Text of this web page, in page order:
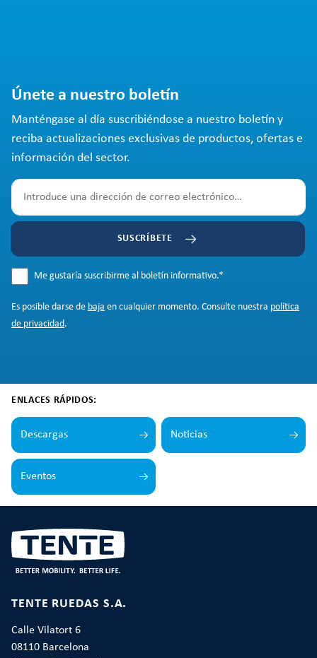
Únete a nuestro boletín
Manténgase al día suscribiéndose a nuestro boletín y
reciba actualizaciones exclusivas de productos, ofertas e
información del sector.
SUSCRÍBETE
Me gustaría suscribirme al boletín informativo.*
Es posible darse de baja en cualquier momento. Consulte nuestra política
de privacidad.
ENLACES RÁPIDOS:
Descargas Noticias
Eventos
TENTE RUEDAS S.A.
Calle Vilatort 6
08110 Barcelona